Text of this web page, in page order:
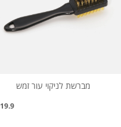
מברשת לניקוי עור זמש
19.9 ₪